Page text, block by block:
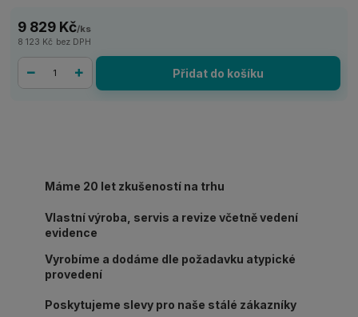
9 829 Kč/ks
8 123 Kč bez DPH
Přidat do košíku
Máme 20 let zkušeností na trhu
Vlastní výroba, servis a revize včetně vedení
evidence
Vyrobíme a dodáme dle požadavku atypické
provedení
Poskytujeme slevy pro naše stálé zákazníky